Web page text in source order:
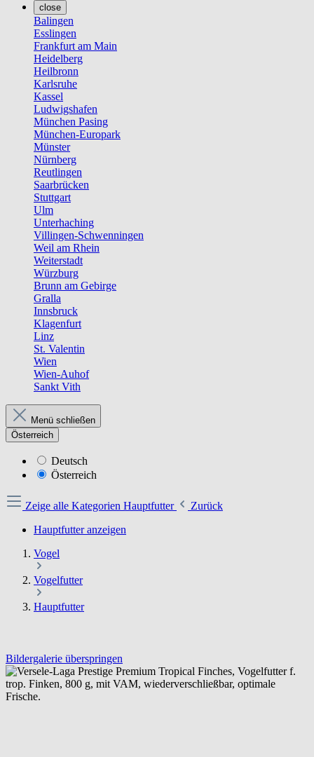
close
Balingen
Esslingen
Frankfurt am Main
Heidelberg
Heilbronn
Karlsruhe
Kassel
Ludwigshafen
München Pasing
München-Europark
Münster
Nürnberg
Reutlingen
Saarbrücken
Stuttgart
Ulm
Unterhaching
Villingen-Schwenningen
Weil am Rhein
Weiterstadt
Würzburg
Brunn am Gebirge
Gralla
Innsbruck
Klagenfurt
Linz
St. Valentin
Wien
Wien-Auhof
Sankt Vith
Menü schließen
Österreich
Deutsch
Österreich
Zeige alle Kategorien Hauptfutter
Zurück
Hauptfutter anzeigen
Vogel
Vogelfutter
Hauptfutter
Bildergalerie überspringen